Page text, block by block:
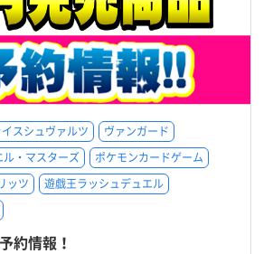
スシュヴァルツ
ヴァンガード
ル・マスターズ
ポケモンカードゲーム
ッツ
遊戯王ラッシュデュエル
約情報！